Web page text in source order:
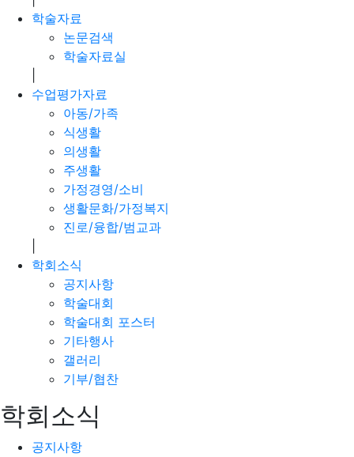
학술자료
논문검색
학술자료실
수업평가자료
아동/가족
식생활
의생활
주생활
가정경영/소비
생활문화/가정복지
진로/융합/범교과
학회소식
공지사항
학술대회
학술대회 포스터
기타행사
갤러리
기부/협찬
학회소식
공지사항